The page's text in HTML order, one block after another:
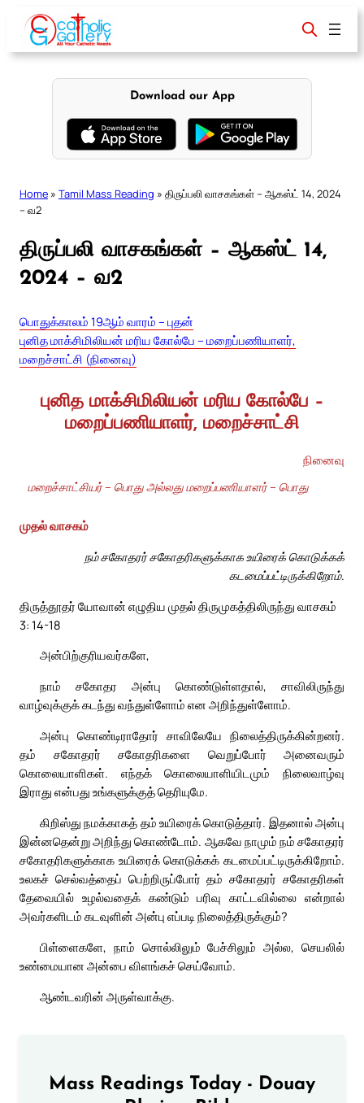
content
Download our App
Home » Tamil Mass Reading » திருப்பலி வாசகங்கள் – ஆகஸ்ட் 14, 2024
– வ2
திருப்பலி வாசகங்கள் – ஆகஸ்ட் 14,
2024 – வ2
பொதுக்காலம் 19ஆம் வாரம் – புதன்
புனித மாக்சிமிலியன் மரிய கோல்பே – மறைப்பணியாளர்,
மறைச்சாட்சி (நினைவு)
புனித மாக்சிமிலியன் மரிய கோல்பே –
மறைப்பணியாளர், மறைச்சாட்சி
நினைவு
மறைச்சாட்சியர் – பொது அல்லது மறைப்பணியாளர் – பொது
முதல் வாசகம்
நம் சகோதரர் சகோதரிகளுக்காக உயிரைக் கொடுக்கக்
கடமைப்பட்டிருக்கிறோம்.
திருத்தூதர் யோவான் எழுதிய முதல் திருமுகத்திலிருந்து வாசகம்
3: 14-18
அன்பிற்குரியவர்களே,
நாம் சகோதர அன்பு கொண்டுள்ளதால், சாவிலிருந்து
வாழ்வுக்குக் கடந்து வந்துள்ளோம் என அறிந்துள்ளோம்.
அன்பு கொண்டிராதோர் சாவிலேயே நிலைத்திருக்கின்றனர்.
தம் சகோதரர் சகோதரிகளை வெறுப்போர் அனைவரும்
கொலையாளிகள். எந்தக் கொலையாளியிடமும் நிலைவாழ்வு
இராது என்பது உங்களுக்குத் தெரியுமே.
கிறிஸ்து நமக்காகத் தம் உயிரைக் கொடுத்தார். இதனால் அன்பு
இன்னதென்று அறிந்து கொண்டோம். ஆகவே நாமும் நம் சகோதரர்
சகோதரிகளுக்காக உயிரைக் கொடுக்கக் கடமைப்பட்டிருக்கிறோம்.
உலகச் செல்வத்தைப் பெற்றிருப்போர் தம் சகோதரர் சகோதரிகள்
தேவையில் உழல்வதைக் கண்டும் பரிவு காட்டவில்லை என்றால்
அவர்களிடம் கடவுளின் அன்பு எப்படி நிலைத்திருக்கும்?
பிள்ளைகளே, நாம் சொல்லிலும் பேச்சிலும் அல்ல, செயலில்
உண்மையான அன்பை விளங்கச் செய்வோம்.
ஆண்டவரின் அருள்வாக்கு.
Mass Readings Today - Douay